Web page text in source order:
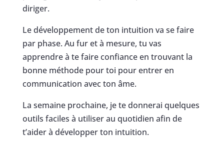
diriger.
Le développement de ton intuition va se faire
par phase. Au fur et à mesure, tu vas
apprendre à te faire confiance en trouvant la
bonne méthode pour toi pour entrer en
communication avec ton âme.
La semaine prochaine, je te donnerai quelques
outils faciles à utiliser au quotidien afin de
t’aider à développer ton intuition.